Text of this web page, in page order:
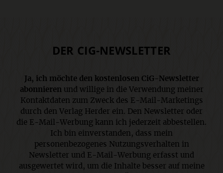
DER CIG-NEWSLETTER
Ja, ich möchte den kostenlosen CiG-Newsletter
abonnierenund willige in die Verwendung meiner
Kontaktdaten zum Zweck des E-Mail-Marketings
durch den Verlag Herder ein. Den Newsletter oder
die E-Mail-Werbung kann ich jederzeit abbestellen.
Ich bin einverstanden, dass mein
personenbezogenes Nutzungsverhalten in
Newsletter und E-Mail-Werbung erfasst und
ausgewertet wird, um die Inhalte besser auf meine